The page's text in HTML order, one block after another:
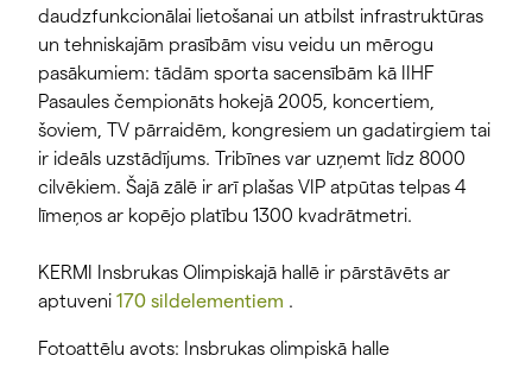
daudzfunkcionālai lietošanai un atbilst infrastruktūras
un tehniskajām prasībām visu veidu un mērogu
pasākumiem: tādām sporta sacensībām kā IIHF
Pasaules čempionāts hokejā 2005, koncertiem,
šoviem, TV pārraidēm, kongresiem un gadatirgiem tai
ir ideāls uzstādījums. Tribīnes var uzņemt līdz 8000
cilvēkiem. Šajā zālē ir arī plašas VIP atpūtas telpas 4
līmeņos ar kopējo platību 1300 kvadrātmetri.
KERMI Insbrukas Olimpiskajā hallē ir pārstāvēts ar
aptuveni 170 sildelementiem .
Fotoattēlu avots: Insbrukas olimpiskā halle